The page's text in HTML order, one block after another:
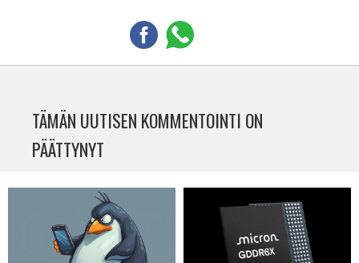
TÄMÄN UUTISEN KOMMENTOINTI ON
PÄÄTTYNYT